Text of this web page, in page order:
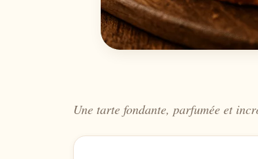
Une tarte fondante, parfumée et